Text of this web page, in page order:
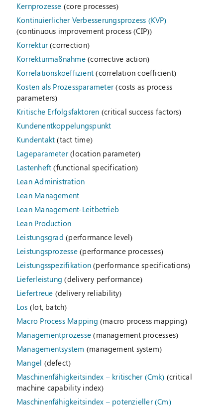
Kernprozesse (core processes)
Kontinuierlicher Verbesserungsprozess (KVP)
(continuous improvement process (CIP))
Korrektur(correction)
Korrekturmaßnahme(corrective action)
Korrelationskoeffizient (correlation coefficient)
Kosten als Prozessparameter(costs as process
parameters)
Kritische Erfolgsfaktoren (critical success factors)
Kundenentkoppelungspunkt
Kundentakt (tact time)
Lageparameter(location parameter)
Lastenheft (functional specification)
Lean Administration
Lean Management
Lean Management-Leitbetrieb
Lean Production
Leistungsgrad (performance level)
Leistungsprozesse(performance processes)
Leistungsspezifikation(performance specifications)
Lieferleistung (delivery performance)
Liefertreue (delivery reliability)
Los (lot, batch)
Macro Process Mapping (macro process mapping)
Managementprozesse (management processes)
Managementsystem (management system)
Mangel (defect)
Maschinenfähigkeitsindex – kritischer (Cmk) (critical
machine capability index)
Maschinenfähigkeitsindex – potenzieller (Cm)